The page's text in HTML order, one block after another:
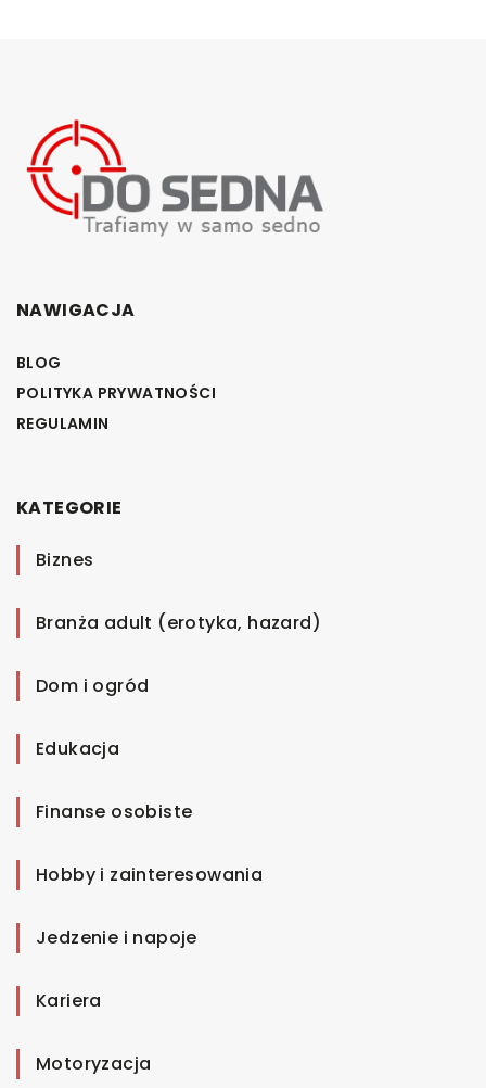
NAWIGACJA
BLOG
POLITYKA PRYWATNOŚCI
REGULAMIN
KATEGORIE
Biznes
Branża adult (erotyka, hazard)
Dom i ogród
Edukacja
Finanse osobiste
Hobby i zainteresowania
Jedzenie i napoje
Kariera
Motoryzacja